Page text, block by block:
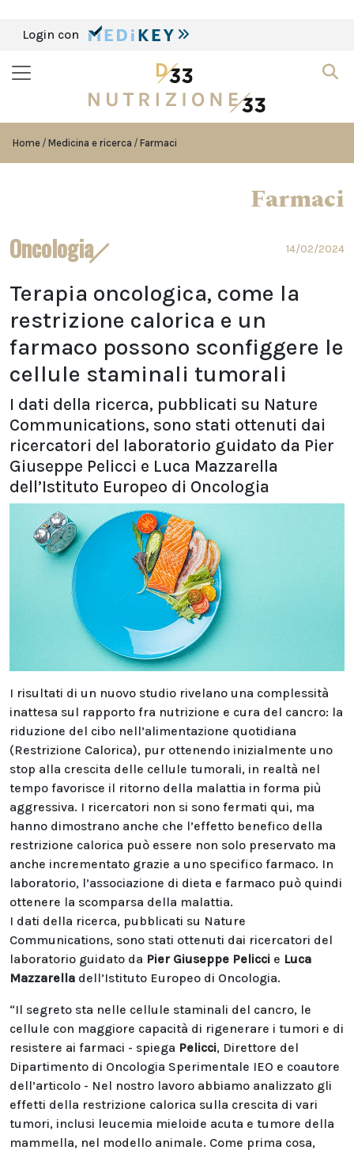
Login con
Home Medicina e ricerca Farmaci
Farmaci
Oncologia 14/02/2024
Terapia oncologica, come la
restrizione calorica e un
farmaco possono sconfiggere le
cellule staminali tumorali
I dati della ricerca, pubblicati su Nature
Communications, sono stati ottenuti dai
ricercatori del laboratorio guidato da Pier
Giuseppe Pelicci e Luca Mazzarella
dell’Istituto Europeo di Oncologia
I risultati di un nuovo studio rivelano una complessità
inattesa sul rapporto fra nutrizione e cura del cancro: la
riduzione del cibo nell’alimentazione quotidiana
(Restrizione Calorica), pur ottenendo inizialmente uno
stop alla crescita delle cellule tumorali, in realtà nel
tempo favorisce il ritorno della malattia in forma più
aggressiva. I ricercatori non si sono fermati qui, ma
hanno dimostrano anche che l’effetto benefico della
restrizione calorica può essere non solo preservato ma
anche incrementato grazie a uno specifico farmaco. In
laboratorio, l’associazione di dieta e farmaco può quindi
ottenere la scomparsa della malattia.
I dati della ricerca, pubblicati su Nature
Communications, sono stati ottenuti dai ricercatori del
laboratorio guidato da Pier Giuseppe Pelicci e Luca
Mazzarella dell’Istituto Europeo di Oncologia.
“Il segreto sta nelle cellule staminali del cancro, le
cellule con maggiore capacità di rigenerare i tumori e di
resistere ai farmaci - spiega Pelicci, Direttore del
Dipartimento di Oncologia Sperimentale IEO e coautore
dell’articolo - Nel nostro lavoro abbiamo analizzato gli
effetti della restrizione calorica sulla crescita di vari
tumori, inclusi leucemia mieloide acuta e tumore della
mammella, nel modello animale. Come prima cosa,